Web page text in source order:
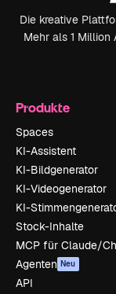
Die kreative
Mehr als 1 Million
Produkte
Spaces
KI-Assistent
KI-Bildgenerator
KI-Videogenerator
KI-
Stock-Inhalte
MCP für Claude/
Agenten Neu
API